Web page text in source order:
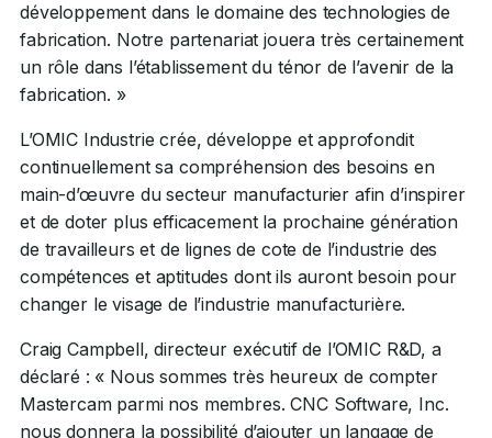
développement dans le domaine des technologies de
fabrication. Notre partenariat jouera très certainement
un rôle dans l’établissement du ténor de l’avenir de la
fabrication. »
L’OMIC Industrie crée, développe et approfondit
continuellement sa compréhension des besoins en
main-d’œuvre du secteur manufacturier afin d’inspirer
et de doter plus efficacement la prochaine génération
de travailleurs et de lignes de cote de l’industrie des
compétences et aptitudes dont ils auront besoin pour
changer le visage de l’industrie manufacturière.
Craig Campbell, directeur exécutif de l’OMIC R&D, a
déclaré : « Nous sommes très heureux de compter
Mastercam parmi nos membres. CNC Software, Inc.
nous donnera la possibilité d’ajouter un langage de